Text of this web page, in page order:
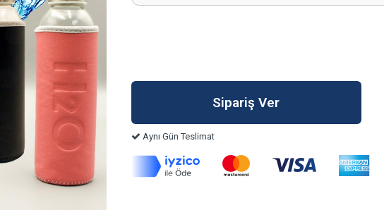
Aynı Gün Teslimat